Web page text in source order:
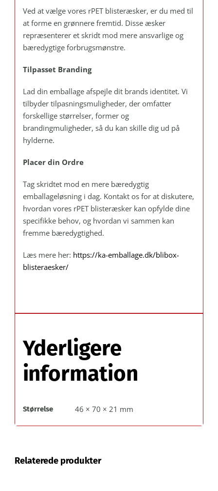
Ved at vælge vores rPET blisteræsker, er du med til
at forme en grønnere fremtid. Disse æsker
repræsenterer et skridt mod mere ansvarlige og
bæredygtige forbrugsmønstre.
Tilpasset Branding
Lad din emballage afspejle dit brands identitet. Vi
tilbyder tilpasningsmuligheder, der omfatter
forskellige størrelser, former og
brandingmuligheder, så du kan skille dig ud på
hylderne.
Placer din Ordre
Tag skridtet mod en mere bæredygtig
emballageløsning i dag. Kontakt os for at diskutere,
hvordan vores rPET blisteræsker kan opfylde dine
specifikke behov, og hvordan vi sammen kan
fremme bæredygtighed.
Læs mere her: https://ka-emballage.dk/blibox-
blisteraesker/
Yderligere
information
Størrelse 46 × 70 × 21 mm
Relaterede produkter